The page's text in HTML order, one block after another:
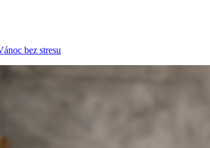
bez stresu